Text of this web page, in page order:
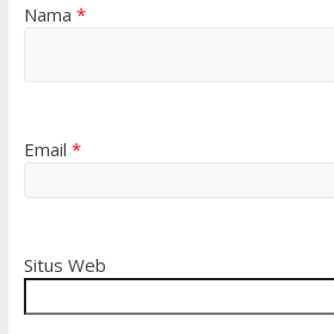
Nama *
Email *
Situs Web